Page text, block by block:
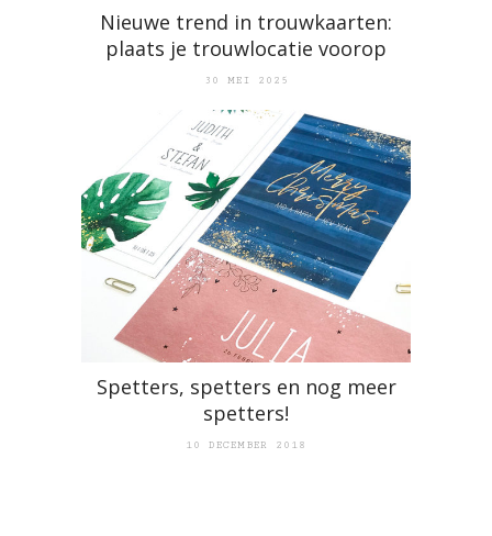
Nieuwe trend in trouwkaarten:
plaats je trouwlocatie voorop
30 MEI 2025
Spetters, spetters en nog meer
spetters!
10 DECEMBER 2018